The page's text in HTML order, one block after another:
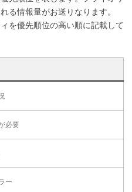
る情報量がお送りなります。
を優先順位の高い順に記載して
必要
ー